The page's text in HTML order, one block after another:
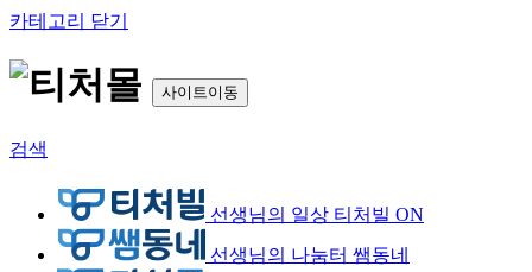
카테고리 닫기
사이트이동
검색
선생님의 일상 티처빌 ON
선생님의 나눔터 쌤동네